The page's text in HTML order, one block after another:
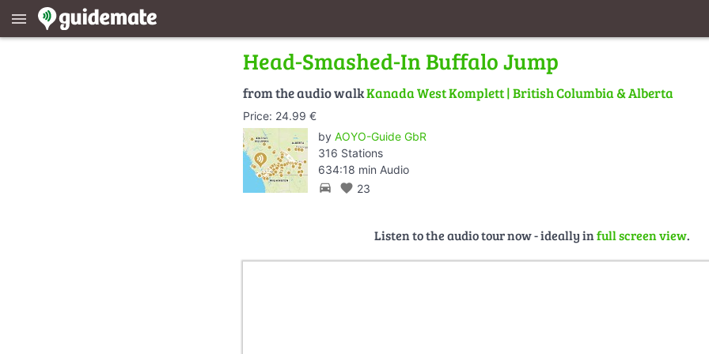
menu
Head-Smashed-In Buffalo Jump
from the audio walkKanada West Komplett | British Columbia & Alberta
Price: 24.99 €
by AOYO-Guide GbR
316 Stations
634:18 min Audio
directions_car favorite 23
Listen to the audio tour now - ideally infull screen view.